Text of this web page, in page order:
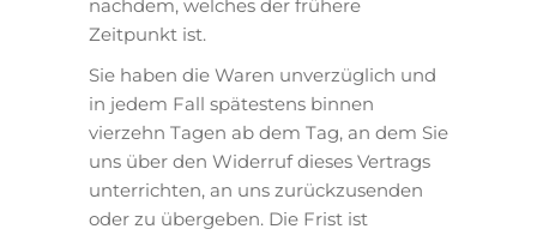
nachdem, welches der frühere
Zeitpunkt ist.
Sie haben die Waren unverzüglich und
in jedem Fall spätestens binnen
vierzehn Tagen ab dem Tag, an dem Sie
uns über den Widerruf dieses Vertrags
unterrichten, an uns zurückzusenden
oder zu übergeben. Die Frist ist